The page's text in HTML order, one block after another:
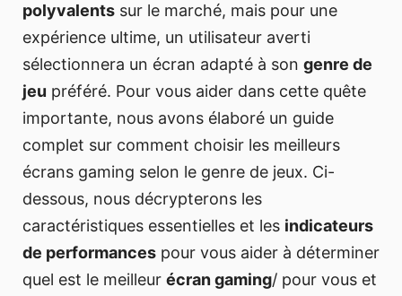
polyvalents sur le marché, mais pour une
expérience ultime, un utilisateur averti
sélectionnera un écran adapté à son genre de
jeu préféré. Pour vous aider dans cette quête
importante, nous avons élaboré un guide
complet sur comment choisir les meilleurs
écrans gaming selon le genre de jeux. Ci-
dessous, nous décrypterons les
caractéristiques essentielles et les indicateurs
de performances pour vous aider à déterminer
quel est le meilleur écran gaming/ pour vous et